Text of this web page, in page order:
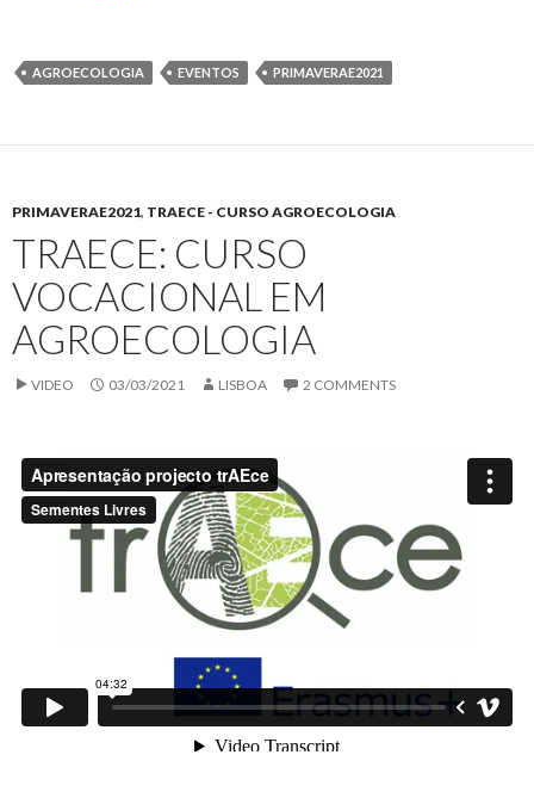
AGROECOLOGIA EVENTOS PRIMAVERAE2021
PRIMAVERAE2021, TRAECE - CURSO AGROECOLOGIA
TRAECE: CURSO
VOCACIONAL EM
AGROECOLOGIA
VIDEO 03/03/2021 LISBOA 2 COMMENTS